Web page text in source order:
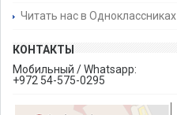
Читать нас в Одноклассниках
КОНТАКТЫ
Мобильный / Whatsapp:
+972 54-575-0295